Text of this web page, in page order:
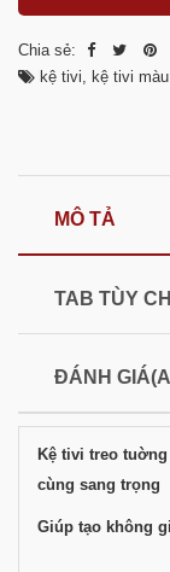
Chia sẻ:
kệ tivi, kệ tivi
MÔ TẢ
TAB TÙY
ĐÁNH
Kệ tivi treo
cùng sang trọng
Giúp tạo không